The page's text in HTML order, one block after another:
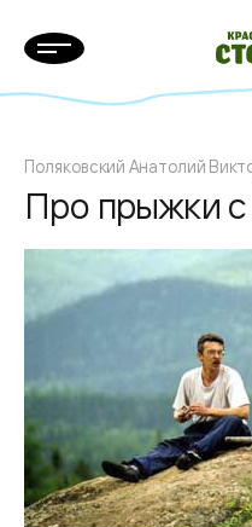
Поляковский Анатолий
Про прыжки